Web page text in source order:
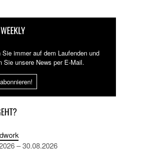
Sie immer auf dem Laufenden und
Sie unsere News per E-Mail.
– 30.08.2026